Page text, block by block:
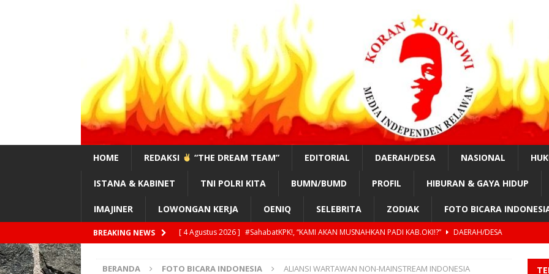
HOME REDAKSI “THE DREAM TEAM” EDITORIAL DAERAH/DESA NASIONAL
ISTANA & KABINET TNI POLRI KITA BUMN/BUMD PROFIL HIBURAN & GAYA HIDUP
IMAJINER LOWONGAN KERJA OENIQ SELEBRITA ZODIAK FOTO BICARA
BREAKING NEWS [ 4 Agustus 2026 ] #SahabatKPK!, “KAMI AKAN MUSNAHKAN PADI KAB.OKI!?” DAERAH/DESA
[ 4 Agustus 2026 ] Feri Manurung, #SahabatKPK!,” OPUNG BADAK AKAN PIMPIN KOTA MEDAN
BERANDA FOTO BICARA INDONESIA ALIANSI WARTAWAN NON-MAINSTREAM INDONESIA